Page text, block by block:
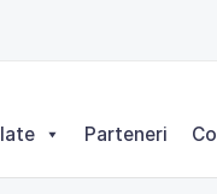
Parteneri